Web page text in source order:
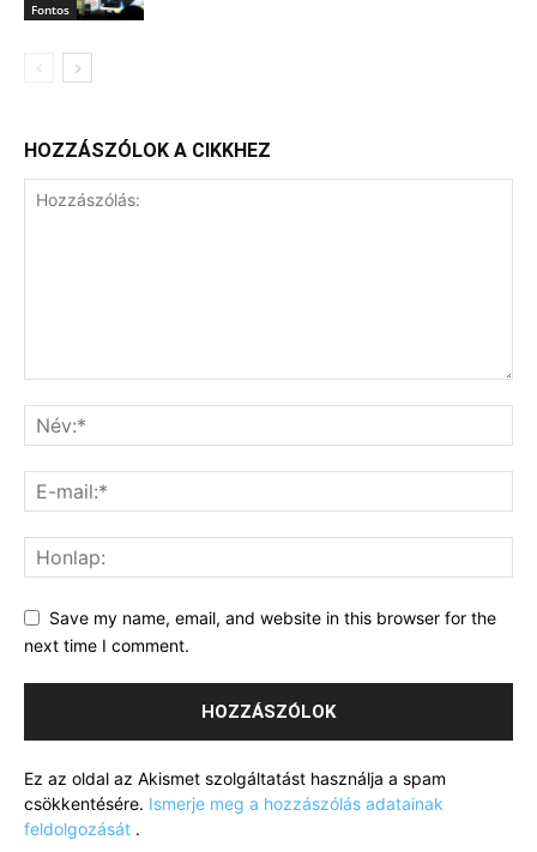
Fontos
HOZZÁSZÓLOK A CIKKHEZ
Save my name, email, and website in this browser for the
next time I comment.
Ez az oldal az Akismet szolgáltatást használja a spam
csökkentésére. Ismerje meg a hozzászólás adatainak
feldolgozását .